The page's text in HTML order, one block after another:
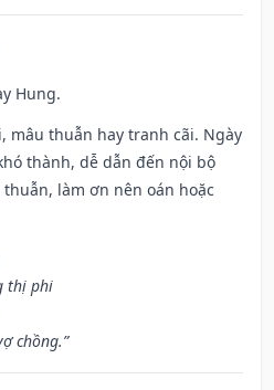
Hung.
mâu thuẫn hay tranh cãi. Ngày
thành, dễ dẫn đến nội bộ
làm ơn nên oán hoặc
thị phi
chồng.”